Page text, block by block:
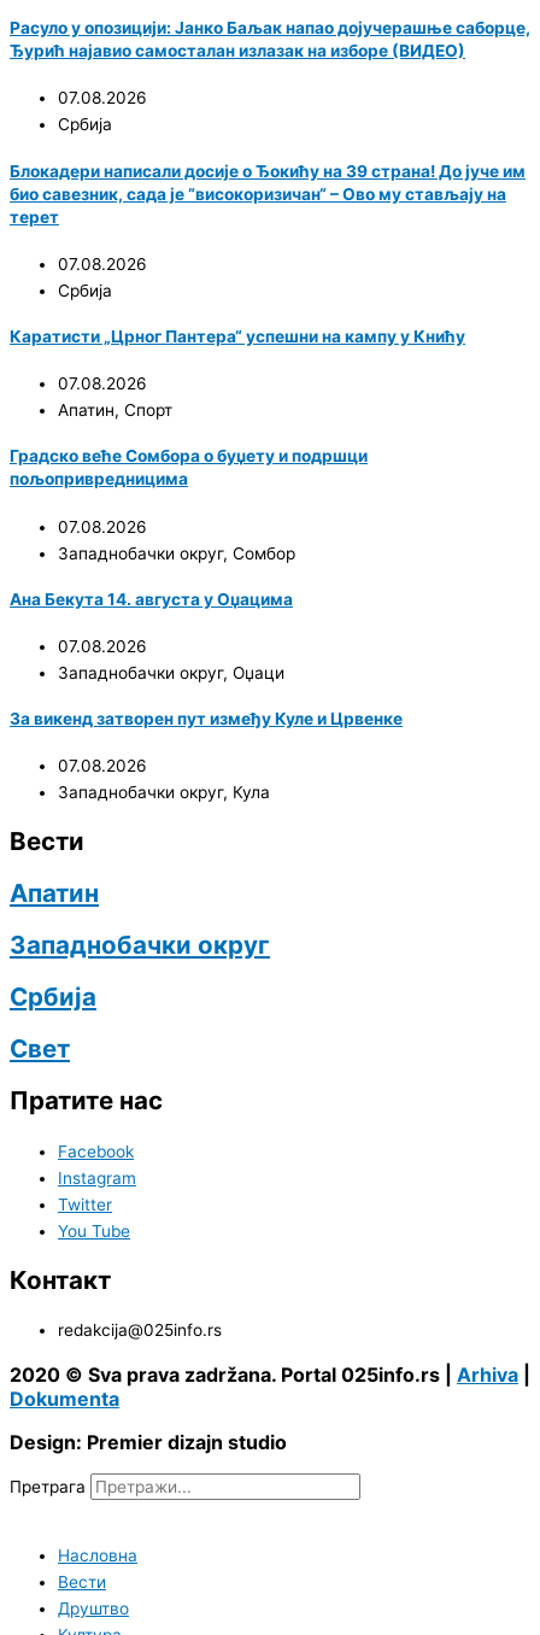
Расуло у опозицији: Јанко Баљак напао дојучерашње саборце,
Ђурић најавио самосталан излазак на изборе (ВИДЕО)
07.08.2026
Србија
Блокадери написали досије о Ђокићу на 39 страна! До јуче им
био савезник, сада је “високоризичан“ – Ово му стављају на
терет
07.08.2026
Србија
Каратисти „Црног Пантера“ успешни на кампу у Книћу
07.08.2026
Апатин, Спорт
Градско веће Сомбора о буџету и подршци
пољопривредницима
07.08.2026
Западнобачки округ, Сомбор
Ана Бекута 14. августа у Оџацима
07.08.2026
Западнобачки округ, Оџаци
За викенд затворен пут између Куле и Црвенке
07.08.2026
Западнобачки округ, Кула
Вести
Апатин
Западнобачки округ
Србија
Свет
Пратите нас
Facebook
Instagram
Twitter
You Tube
Контакт
redakcija@025info.rs
2020 © Sva prava zadržana. Portal 025info.rs | Arhiva
Dokumenta
Design: Premier dizajn studio
Претрага
Насловна
Вести
Друштво